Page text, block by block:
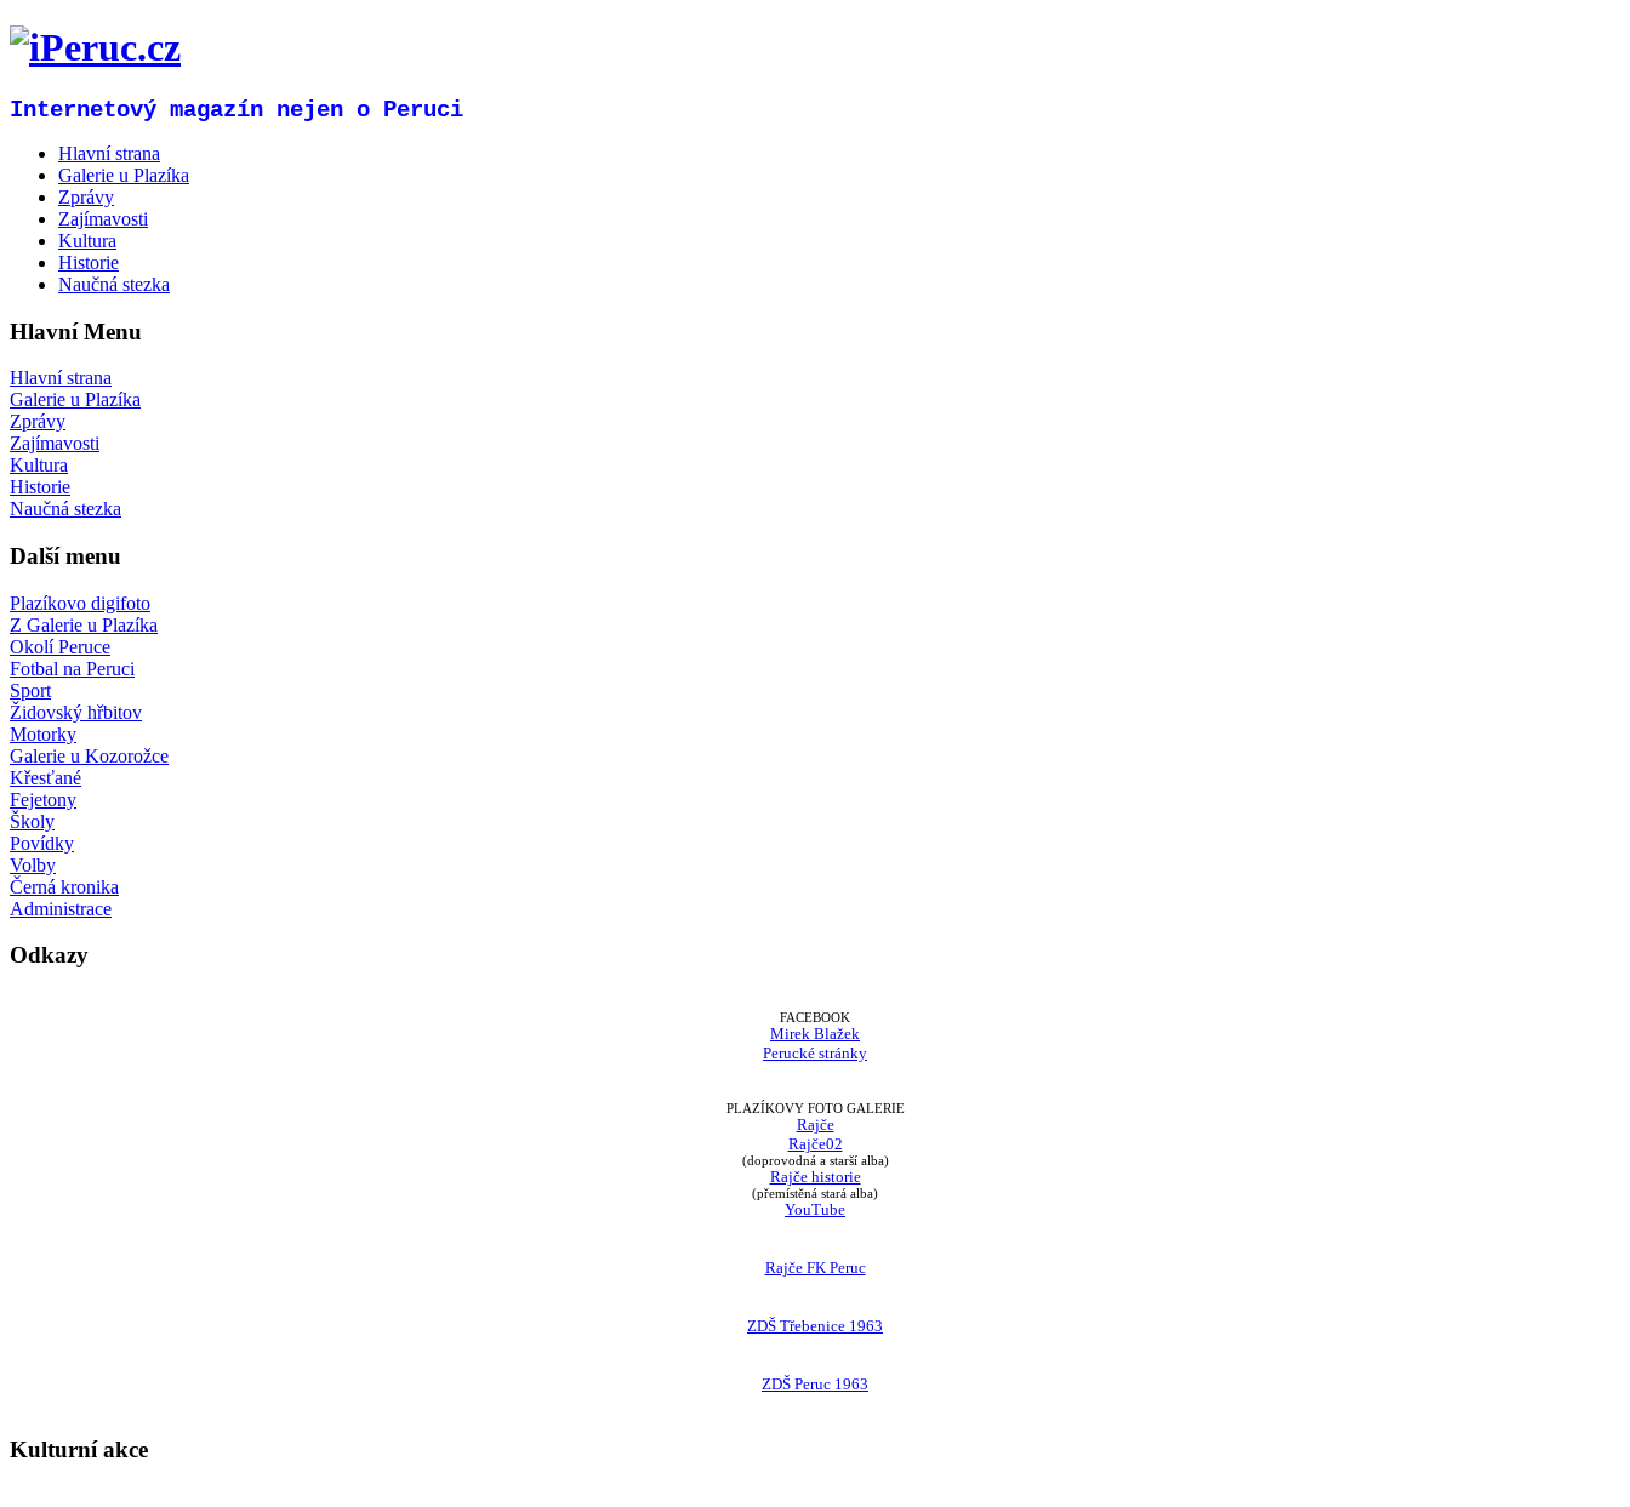
Internetový magazín nejen o Peruci
Hlavní strana
Galerie u Plazíka
Zprávy
Zajímavosti
Kultura
Historie
Naučná stezka
Hlavní Menu
Hlavní strana
Galerie u Plazíka
Zprávy
Zajímavosti
Kultura
Historie
Naučná stezka
Další menu
Plazíkovo digifoto
Z Galerie u Plazíka
Okolí Peruce
Fotbal na Peruci
Sport
Židovský hřbitov
Motorky
Galerie u Kozorožce
Křesťané
Fejetony
Školy
Povídky
Volby
Černá kronika
Administrace
Odkazy
FACEBOOK
Mirek Blažek
Perucké stránky
PLAZÍKOVY FOTO GALERIE
Rajče
Rajče02
(doprovodná a starší alba)
Rajče historie
(přemístěná stará alba)
YouTube
Rajče FK Peruc
ZDŠ Třebenice 1963
ZDŠ Peruc 1963
Kulturní akce